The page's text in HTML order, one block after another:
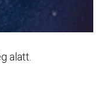
alatt.